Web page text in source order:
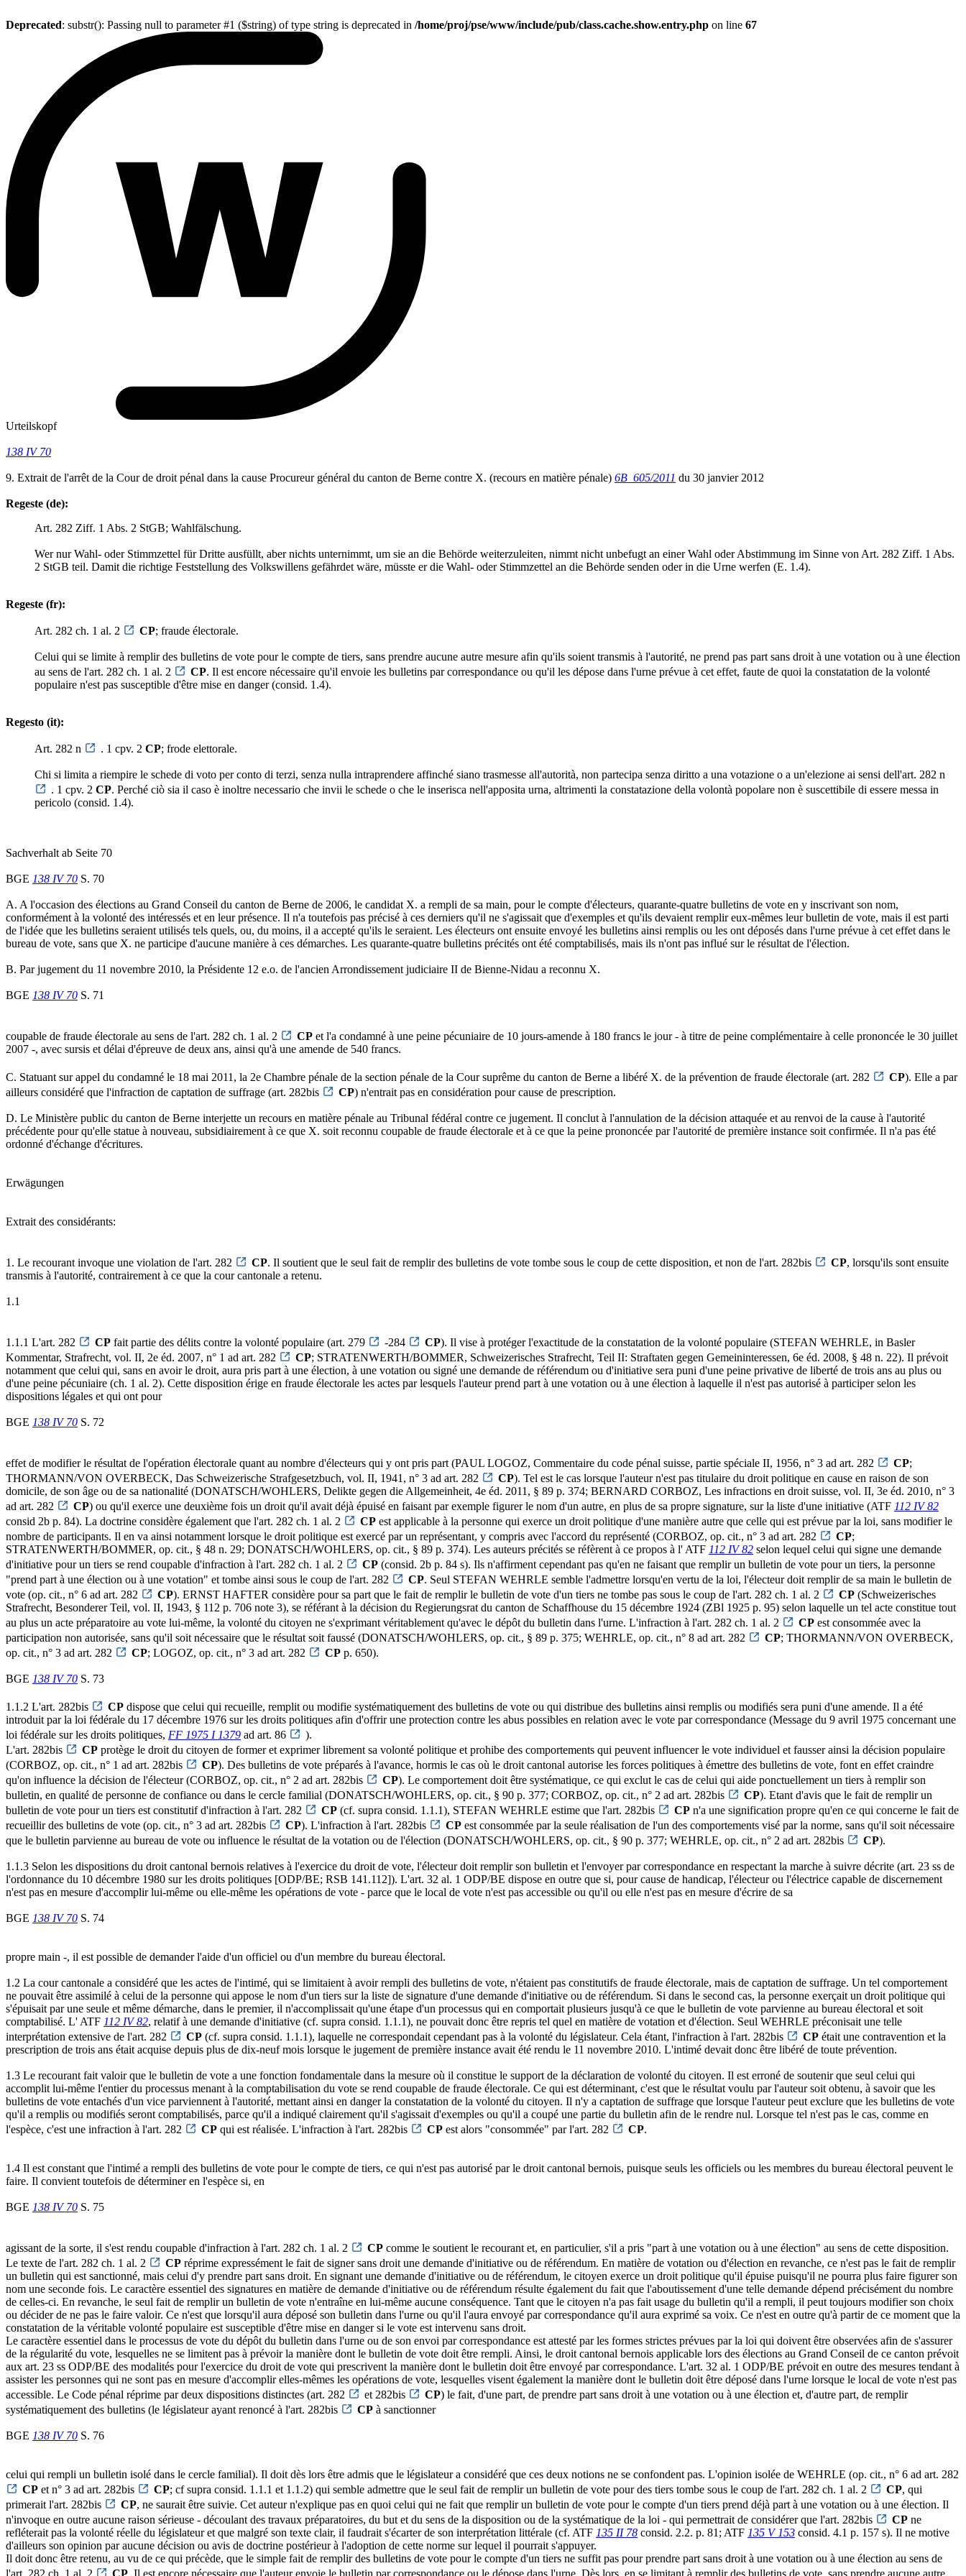
Deprecated: substr(): Passing null to parameter #1 ($string) of type string is deprecated in /home/proj/pse/www/include/pub/class.cache.show.entry.php on line 67
Urteilskopf
138 IV 70
9. Extrait de l'arrêt de la Cour de droit pénal dans la cause Procureur général du canton de Berne contre X. (recours en matière pénale) 6B_605/2011 du 30 janvier 2012
Regeste (de):
Art. 282 Ziff. 1 Abs. 2 StGB; Wahlfälschung.
Wer nur Wahl- oder Stimmzettel für Dritte ausfüllt, aber nichts unternimmt, um sie an die Behörde weiterzuleiten, nimmt nicht unbefugt an einer Wahl oder Abstimmung im Sinne von Art. 282 Ziff. 1 Abs.
2 StGB teil. Damit die richtige Feststellung des Volkswillens gefährdet wäre, müsste er die Wahl- oder Stimmzettel an die Behörde senden oder in die Urne werfen (E. 1.4).
Regeste (fr):
Art. 282 ch. 1 al. 2 CP; fraude électorale.
Celui qui se limite à remplir des bulletins de vote pour le compte de tiers, sans prendre aucune autre mesure afin qu'ils soient transmis à l'autorité, ne prend pas part sans droit à une votation ou à une élection
au sens de l'art. 282 ch. 1 al. 2
CP. Il est encore nécessaire qu'il envoie les bulletins par correspondance ou qu'il les dépose dans l'urne prévue à cet effet, faute de quoi la constatation de la volonté
populaire n'est pas susceptible d'être mise en danger (consid. 1.4).
Regesto (it):
Art. 282 n . 1 cpv. 2 CP; frode elettorale.
Chi si limita a riempire le schede di voto per conto di terzi, senza nulla intraprendere affinché siano trasmesse all'autorità, non partecipa senza diritto a una votazione o a un'elezione ai sensi dell'art. 282 n
. 1 cpv. 2 CP. Perché ciò sia il caso è inoltre necessario che invii le schede o che le inserisca nell'apposita urna, altrimenti la constatazione della volontà popolare non è suscettibile di essere messa in
pericolo (consid. 1.4).
Sachverhalt ab Seite 70
BGE 138 IV 70 S. 70
A. A l'occasion des élections au Grand Conseil du canton de Berne de 2006, le candidat X. a rempli de sa main, pour le compte d'électeurs, quarante-quatre bulletins de vote en y inscrivant son nom,
conformément à la volonté des intéressés et en leur présence. Il n'a toutefois pas précisé à ces derniers qu'il ne s'agissait que d'exemples et qu'ils devaient remplir eux-mêmes leur bulletin de vote, mais il est parti
de l'idée que les bulletins seraient utilisés tels quels, ou, du moins, il a accepté qu'ils le seraient. Les électeurs ont ensuite envoyé les bulletins ainsi remplis ou les ont déposés dans l'urne prévue à cet effet dans le
bureau de vote, sans que X. ne participe d'aucune manière à ces démarches. Les quarante-quatre bulletins précités ont été comptabilisés, mais ils n'ont pas influé sur le résultat de l'élection.
B. Par jugement du 11 novembre 2010, la Présidente 12 e.o. de l'ancien Arrondissement judiciaire II de Bienne-Nidau a reconnu X.
BGE 138 IV 70 S. 71
coupable de fraude électorale au sens de l'art. 282 ch. 1 al. 2 CP et l'a condamné à une peine pécuniaire de 10 jours-amende à 180 francs le jour - à titre de peine complémentaire à celle prononcée le 30 juillet
2007 -, avec sursis et délai d'épreuve de deux ans, ainsi qu'à une amende de 540 francs.
C. Statuant sur appel du condamné le 18 mai 2011, la 2e Chambre pénale de la section pénale de la Cour suprême du canton de Berne a libéré X. de la prévention de fraude électorale (art. 282 CP). Elle a par
ailleurs considéré que l'infraction de captation de suffrage (art. 282bis
CP) n'entrait pas en considération pour cause de prescription.
D. Le Ministère public du canton de Berne interjette un recours en matière pénale au Tribunal fédéral contre ce jugement. Il conclut à l'annulation de la décision attaquée et au renvoi de la cause à l'autorité
précédente pour qu'elle statue à nouveau, subsidiairement à ce que X. soit reconnu coupable de fraude électorale et à ce que la peine prononcée par l'autorité de première instance soit confirmée. Il n'a pas été
ordonné d'échange d'écritures.
Erwägungen
Extrait des considérants:
1. Le recourant invoque une violation de l'art. 282 CP. Il soutient que le seul fait de remplir des bulletins de vote tombe sous le coup de cette disposition, et non de l'art. 282bis CP, lorsqu'ils sont ensuite
transmis à l'autorité, contrairement à ce que la cour cantonale a retenu.
1.1
1.1.1 L'art. 282 CP fait partie des délits contre la volonté populaire (art. 279 -284 CP). Il vise à protéger l'exactitude de la constatation de la volonté populaire (STEFAN WEHRLE, in Basler
Kommentar, Strafrecht, vol. II, 2e éd. 2007, n° 1 ad art. 282
CP; STRATENWERTH/BOMMER, Schweizerisches Strafrecht, Teil II: Straftaten gegen Gemeininteressen, 6e éd. 2008, § 48 n. 22). Il prévoit
notamment que celui qui, sans en avoir le droit, aura pris part à une élection, à une votation ou signé une demande de référendum ou d'initiative sera puni d'une peine privative de liberté de trois ans au plus ou
d'une peine pécuniaire (ch. 1 al. 2). Cette disposition érige en fraude électorale les actes par lesquels l'auteur prend part à une votation ou à une élection à laquelle il n'est pas autorisé à participer selon les
dispositions légales et qui ont pour
BGE 138 IV 70 S. 72
effet de modifier le résultat de l'opération électorale quant au nombre d'électeurs qui y ont pris part (PAUL LOGOZ, Commentaire du code pénal suisse, partie spéciale II, 1956, n° 3 ad art. 282 CP;
THORMANN/VON OVERBECK, Das Schweizerische Strafgesetzbuch, vol. II, 1941, n° 3 ad art. 282
CP). Tel est le cas lorsque l'auteur n'est pas titulaire du droit politique en cause en raison de son
domicile, de son âge ou de sa nationalité (DONATSCH/WOHLERS, Delikte gegen die Allgemeinheit, 4e éd. 2011, § 89 p. 374; BERNARD CORBOZ, Les infractions en droit suisse, vol. II, 3e éd. 2010, n° 3
ad art. 282
CP) ou qu'il exerce une deuxième fois un droit qu'il avait déjà épuisé en faisant par exemple figurer le nom d'un autre, en plus de sa propre signature, sur la liste d'une initiative (ATF 112 IV 82
consid 2b p. 84). La doctrine considère également que l'art. 282 ch. 1 al. 2
CP est applicable à la personne qui exerce un droit politique d'une manière autre que celle qui est prévue par la loi, sans modifier le
nombre de participants. Il en va ainsi notamment lorsque le droit politique est exercé par un représentant, y compris avec l'accord du représenté (CORBOZ, op. cit., n° 3 ad art. 282
CP;
STRATENWERTH/BOMMER, op. cit., § 48 n. 29; DONATSCH/WOHLERS, op. cit., § 89 p. 374). Les auteurs précités se réfèrent à ce propos à l' ATF 112 IV 82 selon lequel celui qui signe une demande
d'initiative pour un tiers se rend coupable d'infraction à l'art. 282 ch. 1 al. 2
CP (consid. 2b p. 84 s). Ils n'affirment cependant pas qu'en ne faisant que remplir un bulletin de vote pour un tiers, la personne
"prend part à une élection ou à une votation" et tombe ainsi sous le coup de l'art. 282
CP. Seul STEFAN WEHRLE semble l'admettre lorsqu'en vertu de la loi, l'électeur doit remplir de sa main le bulletin de
vote (op. cit., n° 6 ad art. 282
CP). ERNST HAFTER considère pour sa part que le fait de remplir le bulletin de vote d'un tiers ne tombe pas sous le coup de l'art. 282 ch. 1 al. 2 CP (Schweizerisches
Strafrecht, Besonderer Teil, vol. II, 1943, § 112 p. 706 note 3), se référant à la décision du Regierungsrat du canton de Schaffhouse du 15 décembre 1924 (ZBl 1925 p. 95) selon laquelle un tel acte constitue tout
au plus un acte préparatoire au vote lui-même, la volonté du citoyen ne s'exprimant véritablement qu'avec le dépôt du bulletin dans l'urne. L'infraction à l'art. 282 ch. 1 al. 2
CP est consommée avec la
participation non autorisée, sans qu'il soit nécessaire que le résultat soit faussé (DONATSCH/WOHLERS, op. cit., § 89 p. 375; WEHRLE, op. cit., n° 8 ad art. 282
CP; THORMANN/VON OVERBECK,
op. cit., n° 3 ad art. 282
CP; LOGOZ, op. cit., n° 3 ad art. 282 CP p. 650).
BGE 138 IV 70 S. 73
1.1.2 L'art. 282bis CP dispose que celui qui recueille, remplit ou modifie systématiquement des bulletins de vote ou qui distribue des bulletins ainsi remplis ou modifiés sera puni d'une amende. Il a été
introduit par la loi fédérale du 17 décembre 1976 sur les droits politiques afin d'offrir une protection contre les abus possibles en relation avec le vote par correspondance (Message du 9 avril 1975 concernant une
loi fédérale sur les droits politiques, FF 1975 I 1379 ad art. 86
).
L'art. 282bis
CP protège le droit du citoyen de former et exprimer librement sa volonté politique et prohibe des comportements qui peuvent influencer le vote individuel et fausser ainsi la décision populaire
(CORBOZ, op. cit., n° 1 ad art. 282bis
CP). Des bulletins de vote préparés à l'avance, hormis le cas où le droit cantonal autorise les forces politiques à émettre des bulletins de vote, font en effet craindre
qu'on influence la décision de l'électeur (CORBOZ, op. cit., n° 2 ad art. 282bis
CP). Le comportement doit être systématique, ce qui exclut le cas de celui qui aide ponctuellement un tiers à remplir son
bulletin, en qualité de personne de confiance ou dans le cercle familial (DONATSCH/WOHLERS, op. cit., § 90 p. 377; CORBOZ, op. cit., n° 2 ad art. 282bis
CP). Etant d'avis que le fait de remplir un
bulletin de vote pour un tiers est constitutif d'infraction à l'art. 282
CP (cf. supra consid. 1.1.1), STEFAN WEHRLE estime que l'art. 282bis CP n'a une signification propre qu'en ce qui concerne le fait de
recueillir des bulletins de vote (op. cit., n° 3 ad art. 282bis
CP). L'infraction à l'art. 282bis CP est consommée par la seule réalisation de l'un des comportements visé par la norme, sans qu'il soit nécessaire
que le bulletin parvienne au bureau de vote ou influence le résultat de la votation ou de l'élection (DONATSCH/WOHLERS, op. cit., § 90 p. 377; WEHRLE, op. cit., n° 2 ad art. 282bis
CP).
1.1.3 Selon les dispositions du droit cantonal bernois relatives à l'exercice du droit de vote, l'électeur doit remplir son bulletin et l'envoyer par correspondance en respectant la marche à suivre décrite (art. 23 ss de
l'ordonnance du 10 décembre 1980 sur les droits politiques [ODP/BE; RSB 141.112]). L'art. 32 al. 1 ODP/BE dispose en outre que si, pour cause de handicap, l'électeur ou l'électrice capable de discernement
n'est pas en mesure d'accomplir lui-même ou elle-même les opérations de vote - parce que le local de vote n'est pas accessible ou qu'il ou elle n'est pas en mesure d'écrire de sa
BGE 138 IV 70 S. 74
propre main -, il est possible de demander l'aide d'un officiel ou d'un membre du bureau électoral.
1.2 La cour cantonale a considéré que les actes de l'intimé, qui se limitaient à avoir rempli des bulletins de vote, n'étaient pas constitutifs de fraude électorale, mais de captation de suffrage. Un tel comportement
ne pouvait être assimilé à celui de la personne qui appose le nom d'un tiers sur la liste de signature d'une demande d'initiative ou de référendum. Si dans le second cas, la personne exerçait un droit politique qui
s'épuisait par une seule et même démarche, dans le premier, il n'accomplissait qu'une étape d'un processus qui en comportait plusieurs jusqu'à ce que le bulletin de vote parvienne au bureau électoral et soit
comptabilisé. L' ATF 112 IV 82, relatif à une demande d'initiative (cf. supra consid. 1.1.1), ne pouvait donc être repris tel quel en matière de votation et d'élection. Seul WEHRLE préconisait une telle
interprétation extensive de l'art. 282
CP (cf. supra consid. 1.1.1), laquelle ne correspondait cependant pas à la volonté du législateur. Cela étant, l'infraction à l'art. 282bis CP était une contravention et la
prescription de trois ans était acquise depuis plus de dix-neuf mois lorsque le jugement de première instance avait été rendu le 11 novembre 2010. L'intimé devait donc être libéré de toute prévention.
1.3 Le recourant fait valoir que le bulletin de vote a une fonction fondamentale dans la mesure où il constitue le support de la déclaration de volonté du citoyen. Il est erroné de soutenir que seul celui qui
accomplit lui-même l'entier du processus menant à la comptabilisation du vote se rend coupable de fraude électorale. Ce qui est déterminant, c'est que le résultat voulu par l'auteur soit obtenu, à savoir que les
bulletins de vote entachés d'un vice parviennent à l'autorité, mettant ainsi en danger la constatation de la volonté du citoyen. Il n'y a captation de suffrage que lorsque l'auteur peut exclure que les bulletins de vote
qu'il a remplis ou modifiés seront comptabilisés, parce qu'il a indiqué clairement qu'il s'agissait d'exemples ou qu'il a coupé une partie du bulletin afin de le rendre nul. Lorsque tel n'est pas le cas, comme en
l'espèce, c'est une infraction à l'art. 282
CP qui est réalisée. L'infraction à l'art. 282bis CP est alors "consommée" par l'art. 282 CP.
1.4 Il est constant que l'intimé a rempli des bulletins de vote pour le compte de tiers, ce qui n'est pas autorisé par le droit cantonal bernois, puisque seuls les officiels ou les membres du bureau électoral peuvent le
faire. Il convient toutefois de déterminer en l'espèce si, en
BGE 138 IV 70 S. 75
agissant de la sorte, il s'est rendu coupable d'infraction à l'art. 282 ch. 1 al. 2 CP comme le soutient le recourant et, en particulier, s'il a pris "part à une votation ou à une élection" au sens de cette disposition.
Le texte de l'art. 282 ch. 1 al. 2
CP réprime expressément le fait de signer sans droit une demande d'initiative ou de référendum. En matière de votation ou d'élection en revanche, ce n'est pas le fait de remplir
un bulletin qui est sanctionné, mais celui d'y prendre part sans droit. En signant une demande d'initiative ou de référendum, le citoyen exerce un droit politique qu'il épuise puisqu'il ne pourra plus faire figurer son
nom une seconde fois. Le caractère essentiel des signatures en matière de demande d'initiative ou de référendum résulte également du fait que l'aboutissement d'une telle demande dépend précisément du nombre
de celles-ci. En revanche, le seul fait de remplir un bulletin de vote n'entraîne en lui-même aucune conséquence. Tant que le citoyen n'a pas fait usage du bulletin qu'il a rempli, il peut toujours modifier son choix
ou décider de ne pas le faire valoir. Ce n'est que lorsqu'il aura déposé son bulletin dans l'urne ou qu'il l'aura envoyé par correspondance qu'il aura exprimé sa voix. Ce n'est en outre qu'à partir de ce moment que la
constatation de la véritable volonté populaire est susceptible d'être mise en danger si le vote est intervenu sans droit.
Le caractère essentiel dans le processus de vote du dépôt du bulletin dans l'urne ou de son envoi par correspondance est attesté par les formes strictes prévues par la loi qui doivent être observées afin de s'assurer
de la régularité du vote, lesquelles ne se limitent pas à prévoir la manière dont le bulletin de vote doit être rempli. Ainsi, le droit cantonal bernois applicable lors des élections au Grand Conseil de ce canton prévoit
aux art. 23 ss ODP/BE des modalités pour l'exercice du droit de vote qui prescrivent la manière dont le bulletin doit être envoyé par correspondance. L'art. 32 al. 1 ODP/BE prévoit en outre des mesures tendant à
assister les personnes qui ne sont pas en mesure d'accomplir elles-mêmes les opérations de vote, lesquelles visent également la manière dont le bulletin doit être déposé dans l'urne lorsque le local de vote n'est pas
accessible. Le Code pénal réprime par deux dispositions distinctes (art. 282
et 282bis CP) le fait, d'une part, de prendre part sans droit à une votation ou à une élection et, d'autre part, de remplir
systématiquement des bulletins (le législateur ayant renoncé à l'art. 282bis
CP à sanctionner
BGE 138 IV 70 S. 76
celui qui rempli un bulletin isolé dans le cercle familial). Il doit dès lors être admis que le législateur a considéré que ces deux notions ne se confondent pas. L'opinion isolée de WEHRLE (op. cit., n° 6 ad art. 282
CP et n° 3 ad art. 282bis CP; cf supra consid. 1.1.1 et 1.1.2) qui semble admettre que le seul fait de remplir un bulletin de vote pour des tiers tombe sous le coup de l'art. 282 ch. 1 al. 2 CP, qui
primerait l'art. 282bis
CP, ne saurait être suivie. Cet auteur n'explique pas en quoi celui qui ne fait que remplir un bulletin de vote pour le compte d'un tiers prend déjà part à une votation ou à une élection. Il
n'invoque en outre aucune raison sérieuse - découlant des travaux préparatoires, du but et du sens de la disposition ou de la systématique de la loi - qui permettrait de considérer que l'art. 282bis
CP ne
refléterait pas la volonté réelle du législateur et que malgré son texte clair, il faudrait s'écarter de son interprétation littérale (cf. ATF 135 II 78 consid. 2.2. p. 81; ATF 135 V 153 consid. 4.1 p. 157 s). Il ne motive
d'ailleurs son opinion par aucune décision ou avis de doctrine postérieur à l'adoption de cette norme sur lequel il pourrait s'appuyer.
Il doit donc être retenu, au vu de ce qui précède, que le simple fait de remplir des bulletins de vote pour le compte d'un tiers ne suffit pas pour prendre part sans droit à une votation ou à une élection au sens de